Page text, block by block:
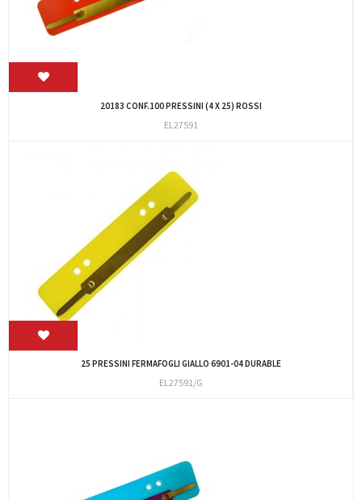
20183 CONF.100 PRESSINI (4 X 25) ROSSI
EL27591
25 PRESSINI FERMAFOGLI GIALLO 6901-04 DURABLE
EL27591/G